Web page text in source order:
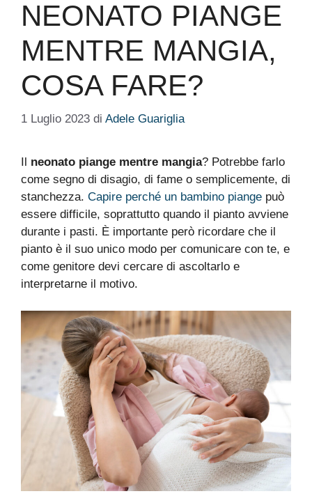
NEONATO PIANGE
MENTRE MANGIA,
COSA FARE?
1 Luglio 2023 di Adele Guariglia
neonato piange mentre mangia? Potrebbe farlo
come segno di disagio, di fame o semplicemente, di
stanchezza. Capire perché un bambino piange può
essere difficile, soprattutto quando il pianto avviene
durante i pasti. È importante però ricordare che il
pianto è il suo unico modo per comunicare con te, e
come genitore devi cercare di ascoltarlo e
interpretarne il motivo.